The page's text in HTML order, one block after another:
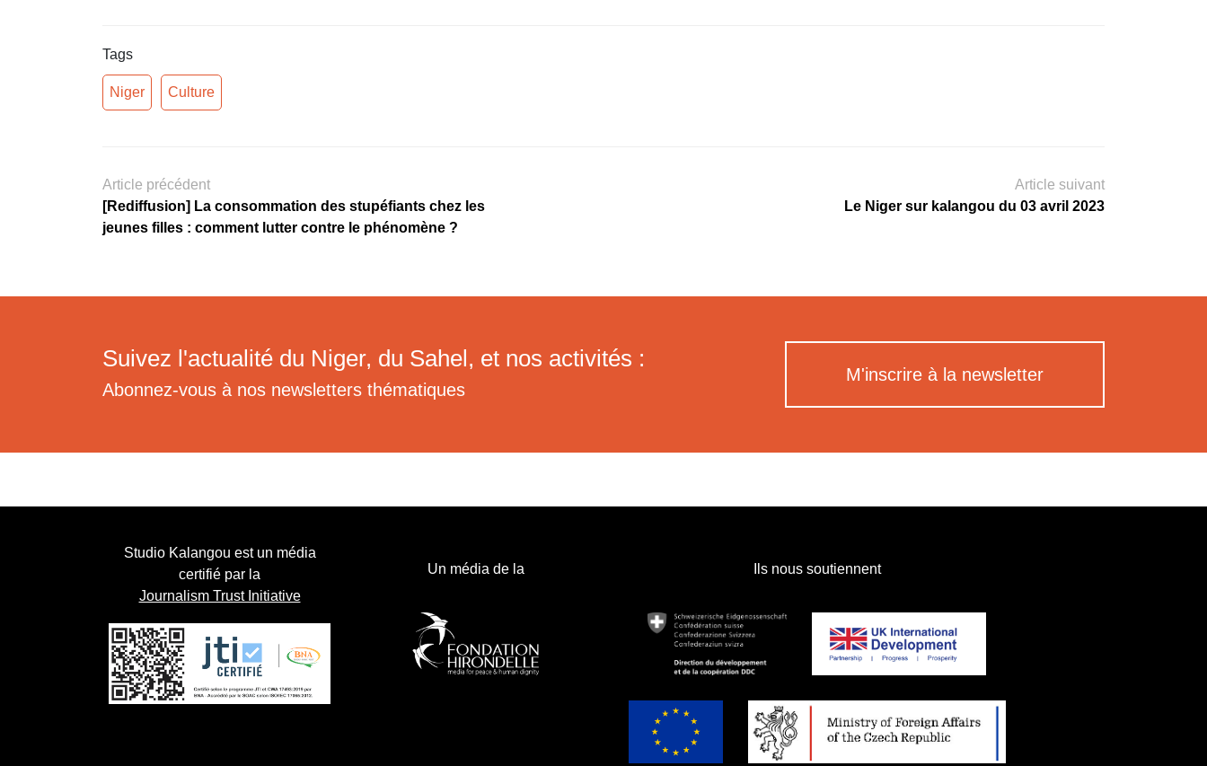
Tags
Niger Culture
Article précédent
[Rediffusion] La consommation des stupéfiants chez les
jeunes filles : comment lutter contre le phénomène ?
Article suivant
Le Niger sur kalangou du 03 avril 2023
Suivez l'actualité du Niger, du Sahel, et nos activités :
Abonnez-vous à nos newsletters thématiques
M'inscrire à la newsletter
Studio Kalangou est un média
certifié par la
Journalism Trust Initiative
Un média de la Ils nous soutiennent